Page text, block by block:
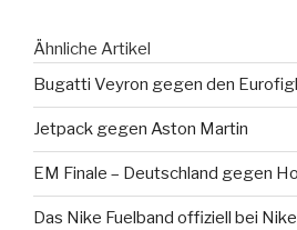
Ähnliche Artikel
Bugatti Veyron gegen den
Jetpack gegen Aston Martin
EM Finale – Deutschland gegen
Das Nike Fuelband offiziell bei